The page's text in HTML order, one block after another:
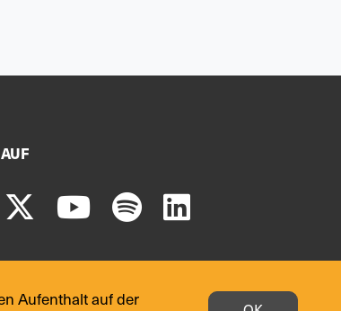
Aufenthalt auf der